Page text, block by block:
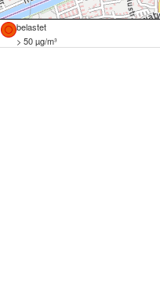
belastet
> 50 µg/m³